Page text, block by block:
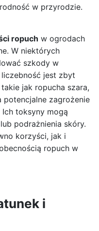
w przyrodzie.
ropuch w ogrodach
W niektórych
szkody w
jest zbyt
jak ropucha szara,
zagrożenie
toksyny mogą
podrażnienia skóry.
korzyści, jak i
ropuch w
i